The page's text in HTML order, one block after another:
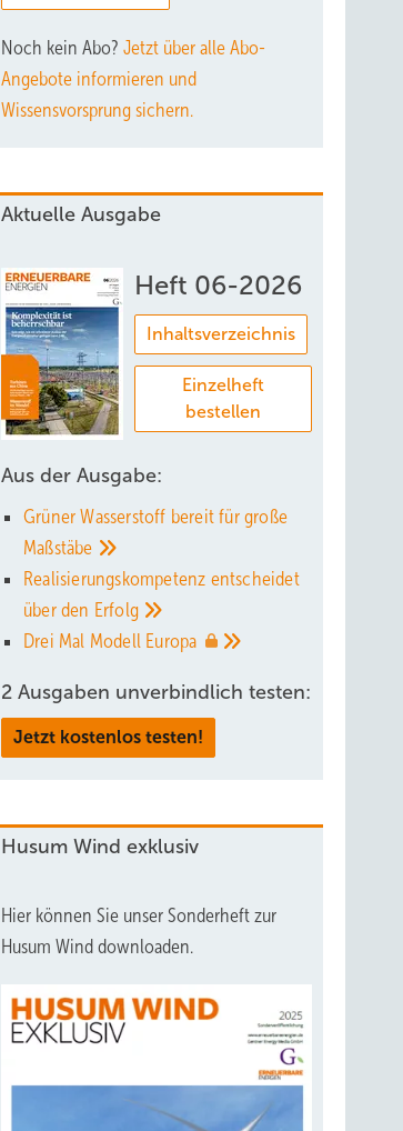
Noch kein Abo? Jetzt über alle Abo-
Angebote informieren und
Wissensvorsprung sichern.
Aktuelle Ausgabe
Heft 06-2026
Inhaltsverzeichnis
Einzelheft
bestellen
Aus der Ausgabe:
Grüner Wasserstoff bereit für große
Maßstäbe
Realisierungskompetenz entscheidet
über den Erfolg
Drei Mal Modell Europa
2 Ausgaben unverbindlich testen:
Jetzt kostenlos testen!
Husum Wind exklusiv
Hier können Sie unser Sonderheft zur
Husum Wind downloaden.